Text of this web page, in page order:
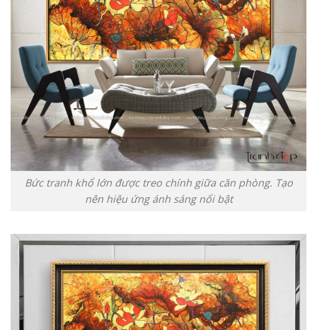
Bức tranh khổ lớn được treo chính giữa căn phòng. Tạo
nên hiệu ứng ánh sáng nổi bật